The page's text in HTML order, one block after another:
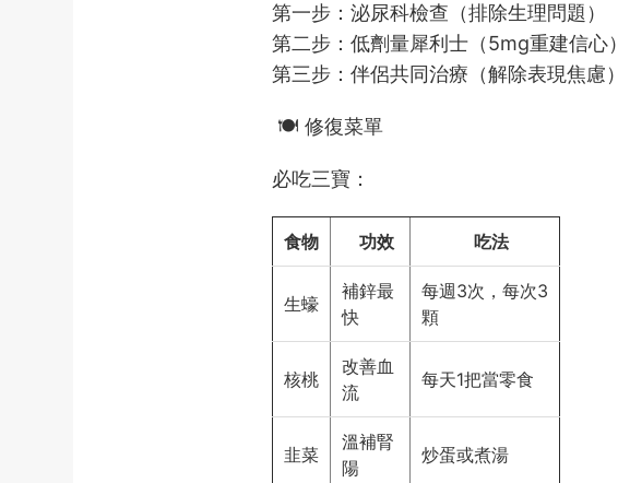
第一步：泌尿科檢查（排除生理問題）
第二步：低劑量犀利士（5mg重建信心）
第三步：伴侶共同治療（解除表現焦慮）
🍽 修復菜單
必吃三寶：
食物 功效 吃法
生蠔
補鋅最
快
每週3次，每次3
顆
核桃
改善血
流
每天1把當零食
韭菜
溫補腎
陽
炒蛋或煮湯